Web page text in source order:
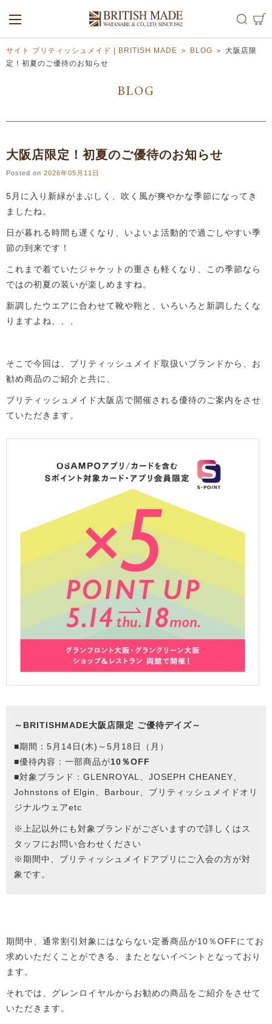
ALL MEN
WOMEN
サイト ブリティッシュメイド | BRITISH MADE ＞ BLOG ＞ 大阪店限
定！初夏のご優待のお知らせ
BLOG
大阪店限定！初夏のご優待のお知らせ
Posted on 2026年05月11日
5月に入り新緑がまぶしく、吹く風が爽やかな季節になってき
ましたね。
日が暮れる時間も遅くなり、いよいよ活動的で過ごしやすい季
節の到来です！
これまで着ていたジャケットの重さも軽くなり、この季節なら
ではの初夏の装いが楽しめますね。
新調したウエアに合わせて靴や鞄と、いろいろと新調したくな
りますよね、、、
そこで今回は、ブリティッシュメイド取扱いブランドから、お
勧め商品のご紹介と共に、
ブリティッシュメイド大阪店で開催される優待のご案内をさせ
ていただきます。
～BRITISHMADE大阪店限定 ご優待デイズ～
■期間： 5月14日(木)～5月18日（月）
■優待内容：一部商品が10％OFF
■対象ブランド：GLENROYAL、JOSEPH CHEANEY、
Johnstons of Elgin、Barbour、ブリティッシュメイドオリ
ジナルウェアetc
※上記以外にも対象ブランドがございますので詳しくはス
タッフにお問い合わせください
※期間中、ブリティッシュメイドアプリにご入会の方が対
象です。
期間中、通常割引対象にはならない定番商品が10％OFFにてお
求めいただくことができる、またとないイベントとなっており
ます。
それでは、グレンロイヤルからお勧めの商品をご紹介をさせて
いただきます。